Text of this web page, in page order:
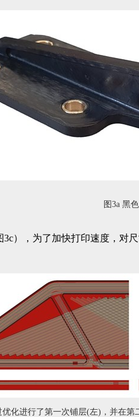
图3a 黑
），为了加快打印速度，
优化进行了第一次铺层(左)，并在